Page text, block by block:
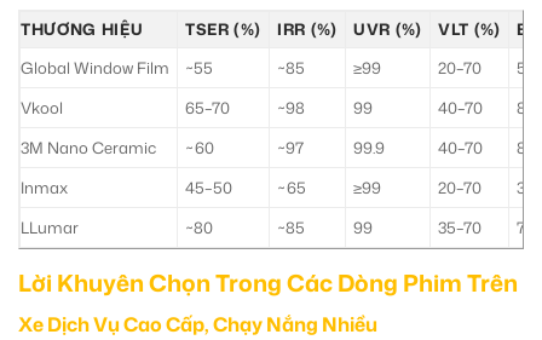
THƯƠNG HIỆU TSER (%) IRR (%) UVR (%) VLT (%)
Global Window Film
~55 ~85 ≥99 20–70
5–7
Vkool
65–70 ~98 99 40–70
3M Nano Ceramic
~60 ~97 99.9 40–70
Inmax
45–50 ~65 ≥99 20–70
3–5
LLumar
~80 ~85 99 35–70
Lời Khuyên Chọn Trong Các Dòng Phim Trên
Xe Dịch Vụ Cao Cấp, Chạy Nắng Nhiều